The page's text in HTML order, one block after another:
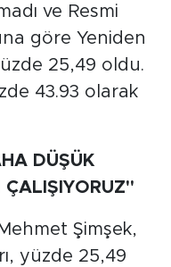
ve Resmi
göre Yeniden
25,49 oldu.
43.93 olarak
DÜŞÜK
ÇALIŞIYORUZ"
Şimşek,
yüzde 25,49